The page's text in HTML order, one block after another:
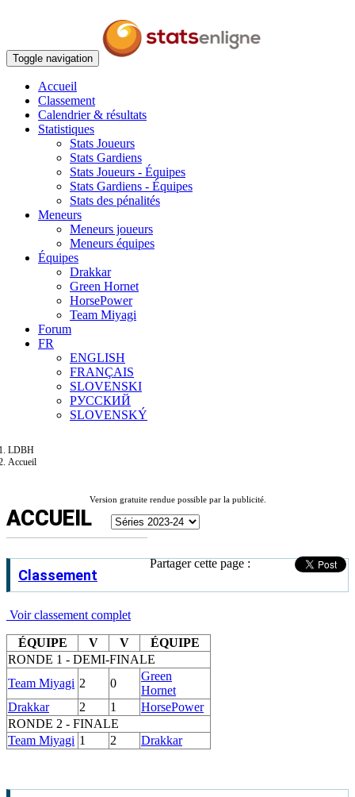
Toggle navigation
Accueil
Classement
Calendrier & résultats
Statistiques
Stats Joueurs
Stats Gardiens
Stats Joueurs - Équipes
Stats Gardiens - Équipes
Stats des pénalités
Meneurs
Meneurs joueurs
Meneurs équipes
Équipes
Drakkar
Green Hornet
HorsePower
Team Miyagi
Forum
FR
ENGLISH
FRANÇAIS
SLOVENSKI
РУССКИЙ
SLOVENSKÝ
LDBH
Accueil
Version gratuite rendue possible par la publicité.
ACCUEIL
Partager cette page :
Classement
Voir classement complet
ÉQUIPE V V
ÉQUIPE
RONDE 1 - DEMI-FINALE
Team Miyagi 2 0
Green
Hornet
Drakkar
2 1
HorsePower
RONDE 2 - FINALE
Team Miyagi 1 2 Drakkar